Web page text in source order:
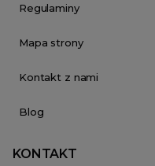
Regulaminy
Mapa strony
Kontakt z nami
Blog
KONTAKT